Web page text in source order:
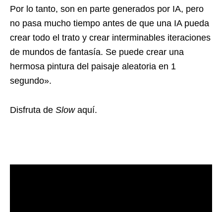
Por lo tanto, son en parte generados por IA, pero
no pasa mucho tiempo antes de que una IA pueda
crear todo el trato y crear interminables iteraciones
de mundos de fantasía. Se puede crear una
hermosa pintura del paisaje aleatoria en 1
segundo».
Disfruta de Slow aquí.